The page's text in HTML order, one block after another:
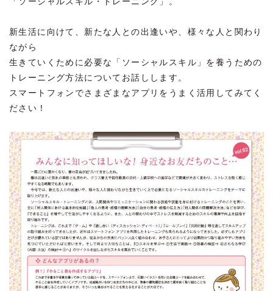
「ソーシャルスキル・トレーニング」。
新生活に向けて、新たな人との出逢いや、様々な人と関わり
ながら
生きていくために必要な「ソーシャルスキル」を養うための
トレーニング方法についてお話しします。
スマートフォンでさまざまなアプリをうまく活用してみてく
ださい！